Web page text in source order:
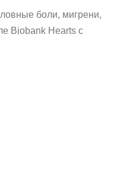
боли, мигрени,
Biobank Hearts с